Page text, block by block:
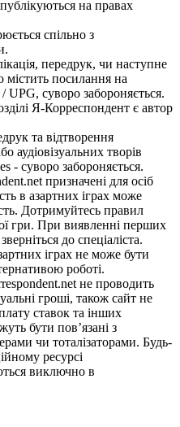
на правах
спільно з
передрук, чи наступне
посилання на
UPG, суворо забороняється.
Я-Корреспондент є автор
та відтворення
аудіовізуальних творів
- суворо забороняється.
призначені для осіб
в азартних іграх може
Дотримуйтесь правил
гри. При виявленні перших
до спеціаліста.
іграх не може бути
роботі.
не проводить
гроші, також сайт не
ставок та інших
бути пов’язані з
чи тоталізаторами. Будь-
ресурсі
виключно в